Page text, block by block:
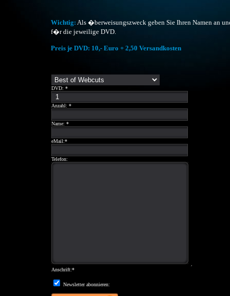
Wichtig: Als �berweisungszweck geben Sie Ihren Namen an
f�r die jeweilige DVD.
Preis je DVD: 10,- Euro + 2,50 Versandkosten
DVD: *
Anzahl: *
Name: *
eMail:*
Telefon:
Anschrift:*
Newsletter abonnieren: